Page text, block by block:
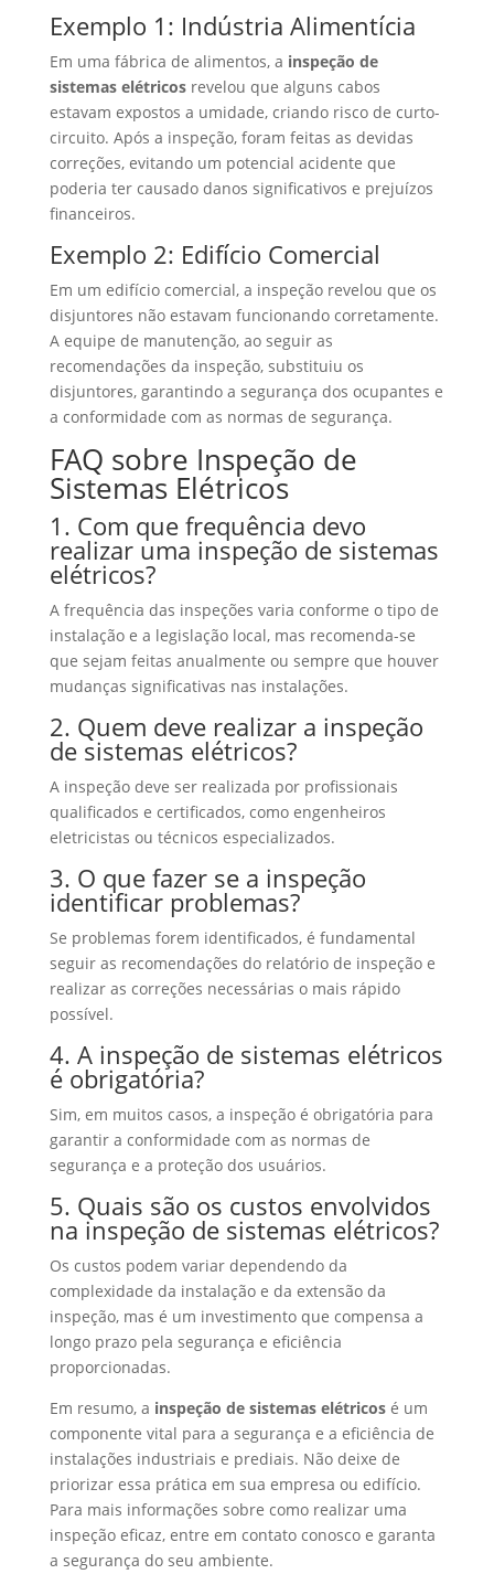
Exemplo 1: Indústria Alimentícia
Em uma fábrica de alimentos, a inspeção de
sistemas elétricosrevelou que alguns cabos
estavam expostos a umidade, criando risco de curto-
circuito. Após a inspeção, foram feitas as devidas
correções, evitando um potencial acidente que
poderia ter causado danos significativos e prejuízos
financeiros.
Exemplo 2: Edifício Comercial
Em um edifício comercial, a inspeção revelou que os
disjuntores não estavam funcionando corretamente.
A equipe de manutenção, ao seguir as
recomendações da inspeção, substituiu os
disjuntores, garantindo a segurança dos ocupantes e
a conformidade com as normas de segurança.
FAQ sobre Inspeção de
Sistemas Elétricos
1. Com que frequência devo
realizar uma inspeção de sistemas
elétricos?
A frequência das inspeções varia conforme o tipo de
instalação e a legislação local, mas recomenda-se
que sejam feitas anualmente ou sempre que houver
mudanças significativas nas instalações.
2. Quem deve realizar a inspeção
de sistemas elétricos?
A inspeção deve ser realizada por profissionais
qualificados e certificados, como engenheiros
eletricistas ou técnicos especializados.
3. O que fazer se a inspeção
identificar problemas?
Se problemas forem identificados, é fundamental
seguir as recomendações do relatório de inspeção e
realizar as correções necessárias o mais rápido
possível.
4. A inspeção de sistemas elétricos
é obrigatória?
Sim, em muitos casos, a inspeção é obrigatória para
garantir a conformidade com as normas de
segurança e a proteção dos usuários.
5. Quais são os custos envolvidos
na inspeção de sistemas elétricos?
Os custos podem variar dependendo da
complexidade da instalação e da extensão da
inspeção, mas é um investimento que compensa a
longo prazo pela segurança e eficiência
proporcionadas.
Em resumo, a inspeção de sistemas elétricosé um
componente vital para a segurança e a eficiência de
instalações industriais e prediais. Não deixe de
priorizar essa prática em sua empresa ou edifício.
Para mais informações sobre como realizar uma
inspeção eficaz, entre em contato conosco e garanta
a segurança do seu ambiente.